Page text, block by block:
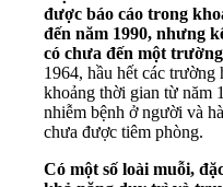
được báo cáo trong
đến năm 1990, nhưng
có chưa đến một
1964, hầu hết các
khoảng thời gian từ năm
nhiễm bệnh ở người và
chưa được tiêm phòng.
Có một số loài muỗi,